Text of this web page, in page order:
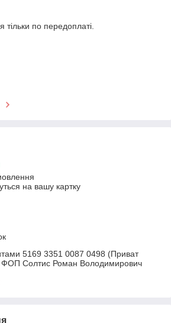
тільки по передоплаті.
на вашу картку
5169 3351 0087 0498 (Приват
ФОП Солтис Роман Володимирович